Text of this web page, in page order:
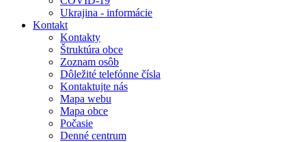
Ukrajina - informácie
Kontakt
Kontakty
Štruktúra obce
Zoznam osôb
Dôležité telefónne čísla
Kontaktujte nás
Mapa webu
Mapa obce
Počasie
Denné centrum